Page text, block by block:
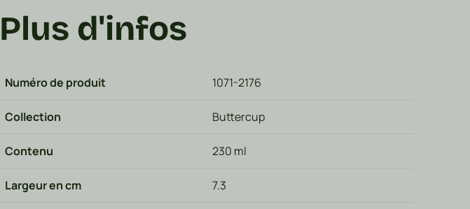
Plus d'infos
Numéro de produit 1071-2176
Collection Buttercup
Contenu 230 ml
Largeur en cm 7.3